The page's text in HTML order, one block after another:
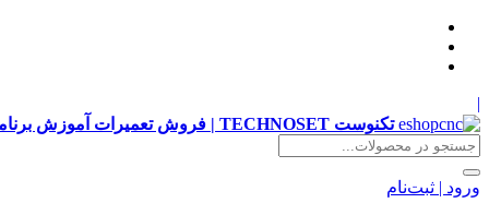
|
تکنوست TECHNOSET | فروش تعمیرات آموزش برنامه نویسی cnc زیمنس فانوک هایدن siemens ,fanuc, heidenhain ,hust, gsk
ورود | ثبت‌نام